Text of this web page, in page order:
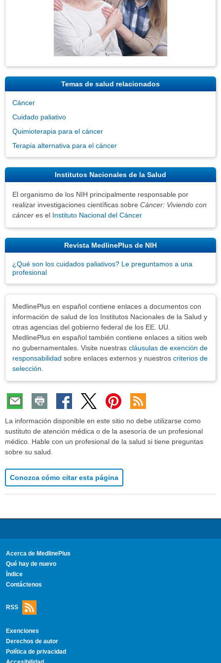
Temas de salud relacionados
Cáncer
Cuidado paliativo
Quimioterapia para el cáncer
Terapia alternativa para el cáncer
Institutos Nacionales de la Salud
El organismo de los NIH principalmente responsable por
realizar investigaciones científicas sobre Cáncer: Viviendo con
cáncer es el Instituto Nacional del Cáncer
Revista MedlinePlus de NIH
¿Qué son los cuidados paliativos? Le preguntamos a una
profesional
MedlinePlus en español contiene enlaces a documentos con
información de salud de los Institutos Nacionales de la Salud y
otras agencias del gobierno federal de los EE. UU.
MedlinePlus en español también contiene enlaces a sitios web
no gubernamentales. Visite nuestras cláusulas de exención de
responsabilidad sobre enlaces externos y nuestros criterios de
selección
La información disponible en este sitio no debe utilizarse como
sustituto de atención médica o de la asesoría de un profesional
médico. Hable con un profesional de la salud si tiene preguntas
sobre su salud.
Conozca cómo citar esta página
Acerca de MedlinePlus
Qué hay de nuevo
Índice
Contáctenos
RSS
Exenciones
Derechos de autor
Política de privacidad